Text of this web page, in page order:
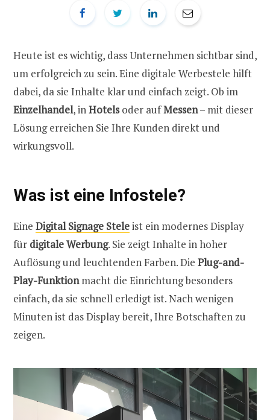
Heute ist es wichtig, dass Unternehmen sichtbar sind,
um erfolgreich zu sein. Eine digitale Werbestele hilft
dabei, da sie Inhalte klar und einfach zeigt. Ob im
Einzelhandel, inHotelsoder aufMessen– mit dieser
Lösung erreichen Sie Ihre Kunden direkt und
wirkungsvoll.
Was ist eine Infostele?
Eine Digital Signage Steleist ein modernes Display
für digitale Werbung. Sie zeigt Inhalte in hoher
Auflösung und leuchtenden Farben. Die Plug-and-
Play-Funktionmacht die Einrichtung besonders
einfach, da sie schnell erledigt ist. Nach wenigen
Minuten ist das Display bereit, Ihre Botschaften zu
zeigen.